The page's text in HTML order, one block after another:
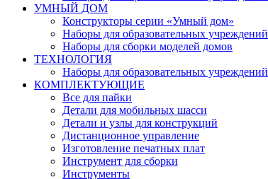
УМНЫЙ ДОМ
Конструкторы серии «Умный дом»
Наборы для образовательных учреждений
Наборы для сборки моделей домов
ТЕХНОЛОГИЯ
Наборы для образовательных учреждений
КОМПЛЕКТУЮЩИЕ
Все для пайки
Детали для мобильных шасси
Детали и узлы для конструкций
Дистанционное управление
Изготовление печатных плат
Инструмент для сборки
Инструменты